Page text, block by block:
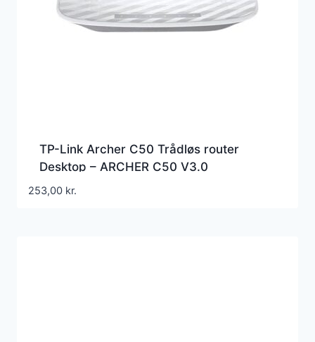
TP-Link Archer C50 Trådløs router
Desktop – ARCHER C50 V3.0
253,00 kr.